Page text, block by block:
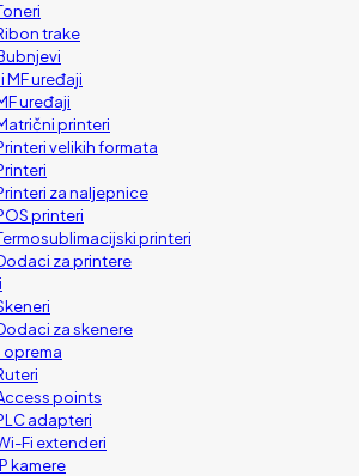
trake
MF uređaji
uređaji
printeri
velikih formata
za naljepnice
printeri
printeri
za printere
za skenere
oprema
points
adapteri
Fi extenderi
kamere